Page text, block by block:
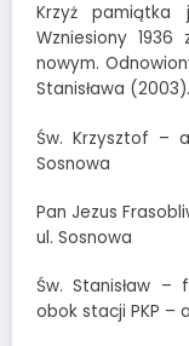
Krzyż pamiątka
Wzniesiony
nowym.
Stanisława
Św. Krzysztof –
Sosnowa
Pan Jezus
ul. Sosnowa
Św. Stanisław
obok stacji PKP –